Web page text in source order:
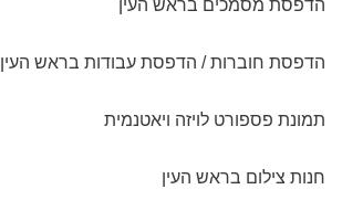
הדפסת מסמכים בראש העין
הדפסת חוברות / הדפסת עבודות בראש העין
תמונת פספורט לויזה ויאטנמית
חנות צילום בראש העין